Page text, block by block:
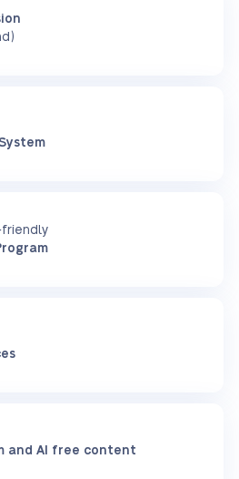
friendly
and AI free content